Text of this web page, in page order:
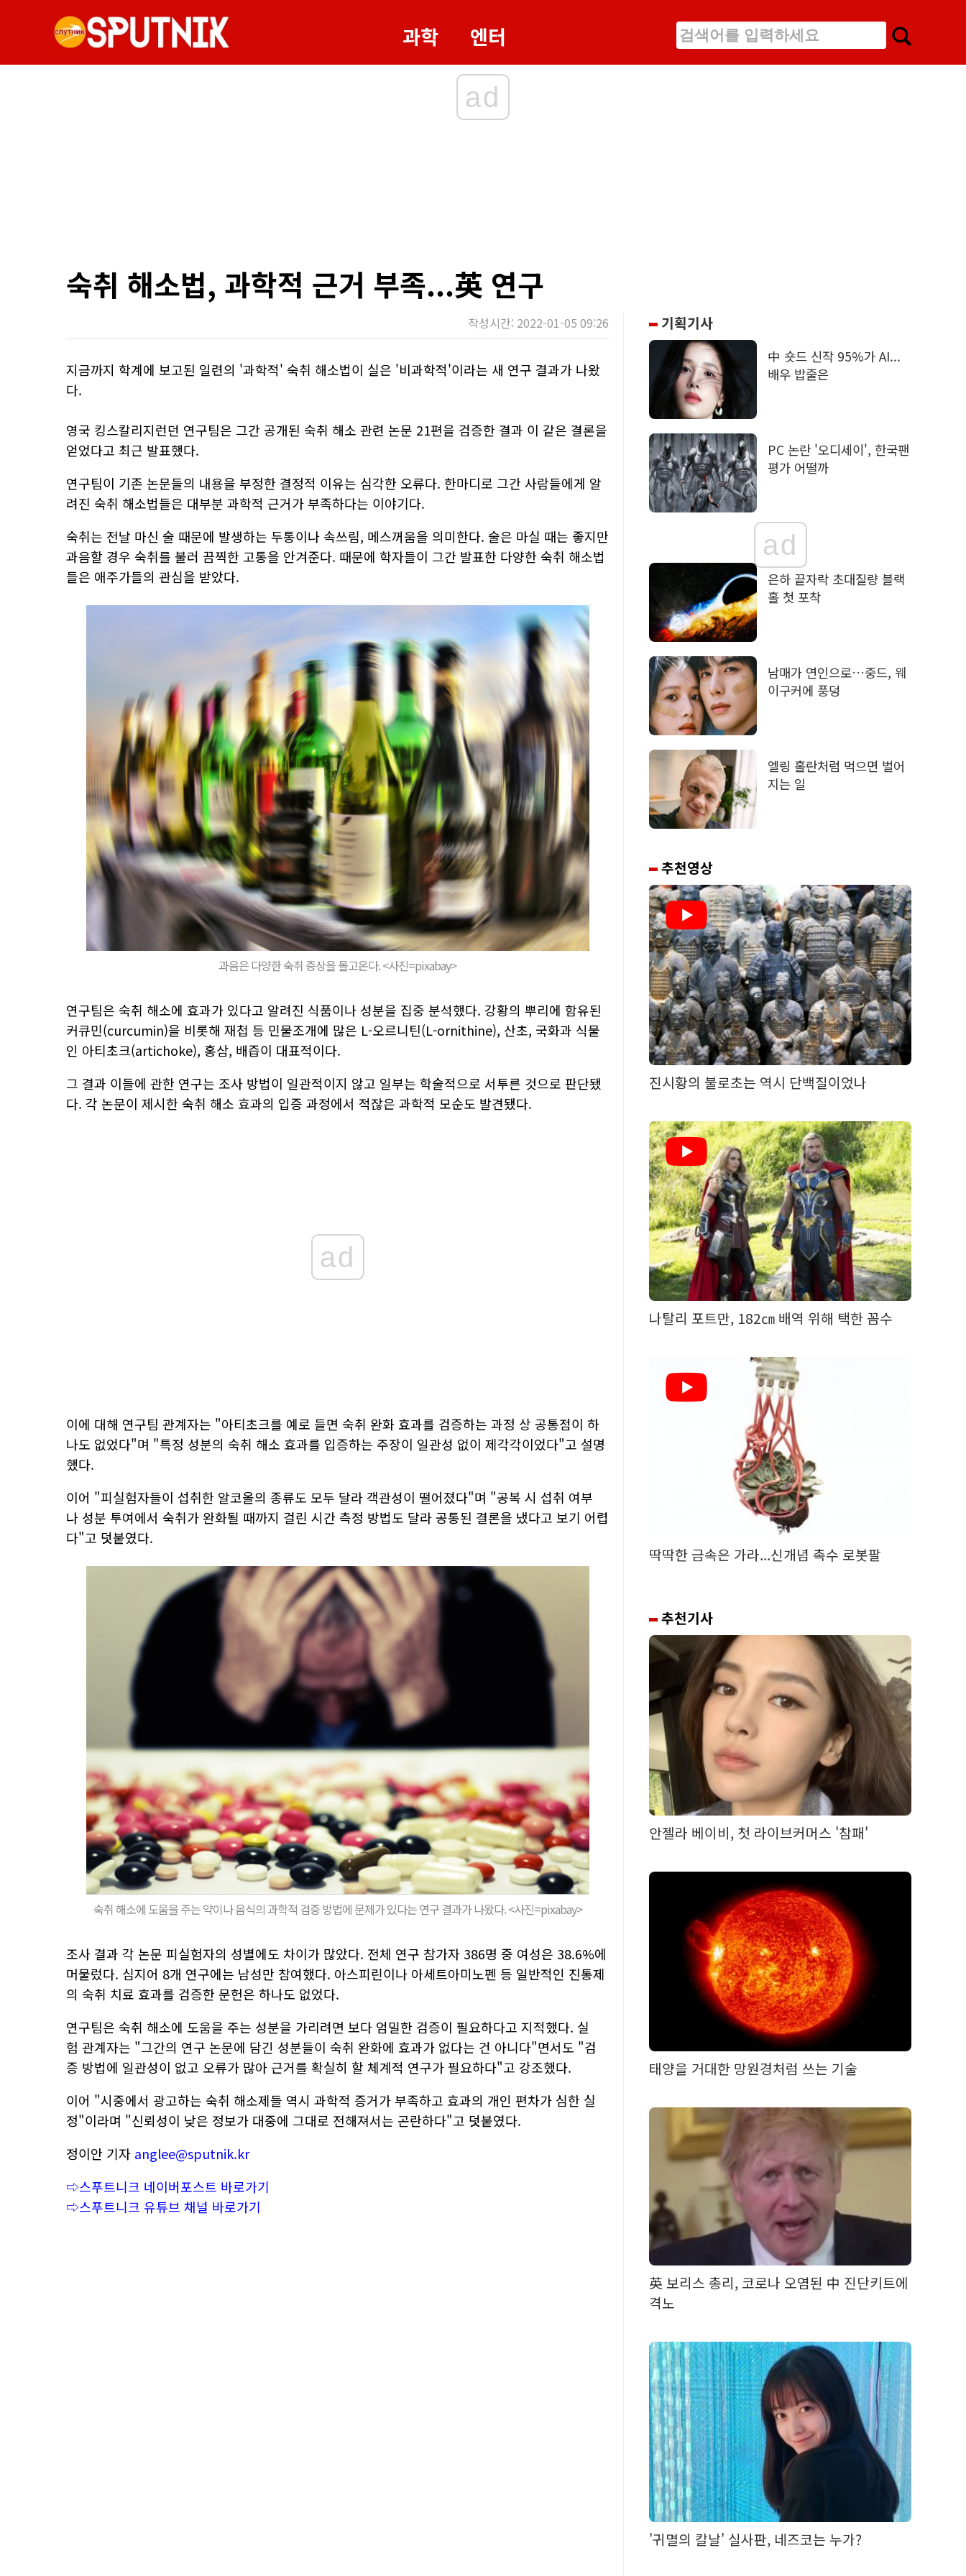
과학 엔터
ad
숙취 해소법, 과학적 근거 부족...英 연구
작성시간: 2022-01-05 09:26
지금까지 학계에 보고된 일련의 '과학적' 숙취 해소법이 실은 '비과학적'이라는 새 연구 결과가 나왔
다.
영국 킹스칼리지런던 연구팀은 그간 공개된 숙취 해소 관련 논문 21편을 검증한 결과 이 같은 결론을
얻었다고 최근 발표했다.
연구팀이 기존 논문들의 내용을 부정한 결정적 이유는 심각한 오류다. 한마디로 그간 사람들에게 알
려진 숙취 해소법들은 대부분 과학적 근거가 부족하다는 이야기다.
숙취는 전날 마신 술 때문에 발생하는 두통이나 속쓰림, 메스꺼움을 의미한다. 술은 마실 때는 좋지만
과음할 경우 숙취를 불러 끔찍한 고통을 안겨준다. 때문에 학자들이 그간 발표한 다양한 숙취 해소법
들은 애주가들의 관심을 받았다.
과음은 다양한 숙취 증상을 몰고온다. <사진=pixabay>
연구팀은 숙취 해소에 효과가 있다고 알려진 식품이나 성분을 집중 분석했다. 강황의 뿌리에 함유된
커큐민(curcumin)을 비롯해 재첩 등 민물조개에 많은 L-오르니틴(L-ornithine), 산초, 국화과 식물
인 아티초크(artichoke), 홍삼, 배즙이 대표적이다.
그 결과 이들에 관한 연구는 조사 방법이 일관적이지 않고 일부는 학술적으로 서투른 것으로 판단됐
다. 각 논문이 제시한 숙취 해소 효과의 입증 과정에서 적잖은 과학적 모순도 발견됐다.
ad
이에 대해 연구팀 관계자는 "아티초크를 예로 들면 숙취 완화 효과를 검증하는 과정 상 공통점이 하
나도 없었다"며 "특정 성분의 숙취 해소 효과를 입증하는 주장이 일관성 없이 제각각이었다"고 설명
했다.
이어 "피실험자들이 섭취한 알코올의 종류도 모두 달라 객관성이 떨어졌다"며 "공복 시 섭취 여부
나 성분 투여에서 숙취가 완화될 때까지 걸린 시간 측정 방법도 달라 공통된 결론을 냈다고 보기 어렵
다"고 덧붙였다.
숙취 해소에 도움을 주는 약이나 음식의 과학적 검증 방법에 문제가 있다는 연구 결과가 나왔다. <사진=pixabay>
조사 결과 각 논문 피실험자의 성별에도 차이가 많았다. 전체 연구 참가자 386명 중 여성은 38.6%에
머물렀다. 심지어 8개 연구에는 남성만 참여했다. 아스피린이나 아세트아미노펜 등 일반적인 진통제
의 숙취 치료 효과를 검증한 문헌은 하나도 없었다.
연구팀은 숙취 해소에 도움을 주는 성분을 가리려면 보다 엄밀한 검증이 필요하다고 지적했다. 실
험 관계자는 "그간의 연구 논문에 담긴 성분들이 숙취 완화에 효과가 없다는 건 아니다"면서도 "검
증 방법에 일관성이 없고 오류가 많아 근거를 확실히 할 체계적 연구가 필요하다"고 강조했다.
이어 "시중에서 광고하는 숙취 해소제들 역시 과학적 증거가 부족하고 효과의 개인 편차가 심한 실
정"이라며 "신뢰성이 낮은 정보가 대중에 그대로 전해져서는 곤란하다"고 덧붙였다.
정이안 기자 anglee@sputnik.kr
⇨스푸트니크 네이버포스트 바로가기
⇨스푸트니크 유튜브 채널 바로가기
기획기사
中 숏드 신작 95%가 AI...
배우 밥줄은
PC 논란 '오디세이', 한국팬
평가 어떨까
ad
은하 끝자락 초대질량 블랙
홀 첫 포착
남매가 연인으로…중드, 웨
이구커에 풍덩
엘링 홀란처럼 먹으면 벌어
지는 일
추천영상
진시황의 불로초는 역시 단백질이었나
나탈리 포트만, 182㎝ 배역 위해 택한 꼼수
딱딱한 금속은 가라...신개념 촉수 로봇팔
추천기사
안젤라 베이비, 첫 라이브커머스 '참패'
태양을 거대한 망원경처럼 쓰는 기술
英 보리스 총리, 코로나 오염된 中 진단키트에
격노
'귀멸의 칼날' 실사판, 네즈코는 누가?